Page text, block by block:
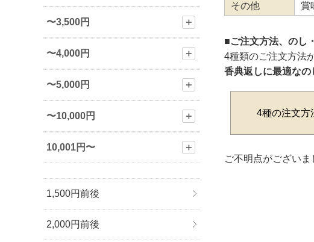
その他
賞
■ご注文方法、のし
4種類のご注文方法
香典返しに最適な
4種の注文方
ご不明点がござい
〜3,500円 ＋
〜4,000円 ＋
〜5,000円 ＋
〜10,000円 ＋
10,001円〜 ＋
1,500円前後
2,000円前後